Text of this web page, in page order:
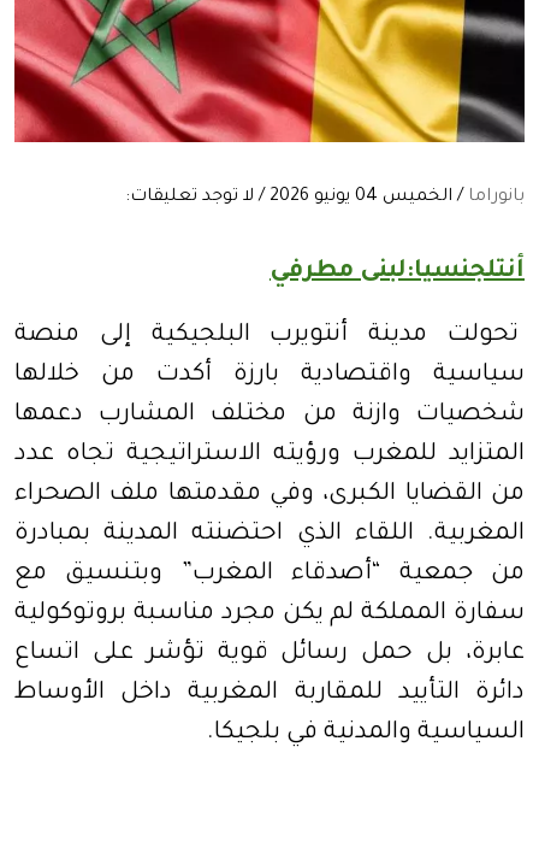
بانوراما / الخميس 04 يونيو 2026 / لا توجد تعليقات:
أنتلجنسيا:لبنى مطرفي
تحولت مدينة أنتويرب البلجيكية إلى منصة
سياسية واقتصادية بارزة أكدت من خلالها
شخصيات وازنة من مختلف المشارب دعمها
المتزايد للمغرب ورؤيته الاستراتيجية تجاه عدد
من القضايا الكبرى، وفي مقدمتها ملف الصحراء
المغربية. اللقاء الذي احتضنته المدينة بمبادرة
من جمعية “أصدقاء المغرب” وبتنسيق مع
سفارة المملكة لم يكن مجرد مناسبة بروتوكولية
عابرة، بل حمل رسائل قوية تؤشر على اتساع
دائرة التأييد للمقاربة المغربية داخل الأوساط
السياسية والمدنية في بلجيكا.